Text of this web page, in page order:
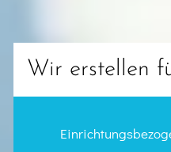
Wir erstellen